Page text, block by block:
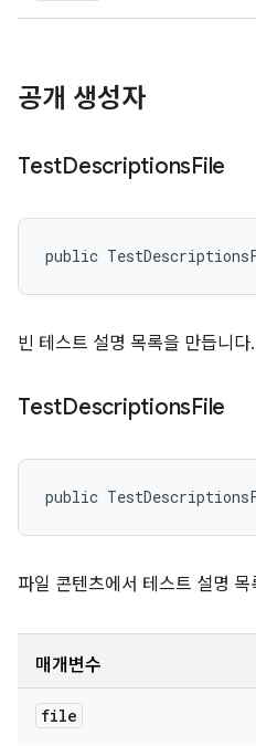
공개 생성자
TestDescriptionsFile
public
빈 테스트 설명 목록을 만듭니다.
TestDescriptionsFile
public
파일 콘텐츠에서 테스트 설명
매개변수
file